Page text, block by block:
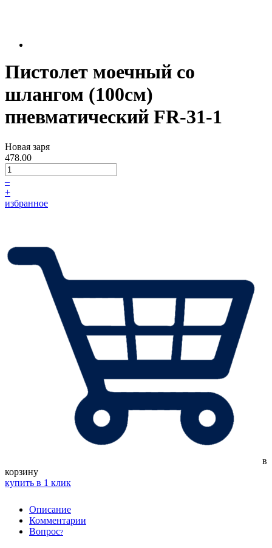
Пистолет моечный со
шлангом (100см)
пневматический FR-31-1
Новая заря
478.00
–
+
избранное
в
корзину
купить в 1 клик
Описание
Комментарии
Вопрос?